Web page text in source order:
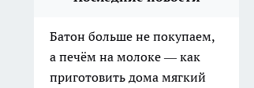
Батон больше не покупаем,
а печём на молоке — как
приготовить дома мягкий